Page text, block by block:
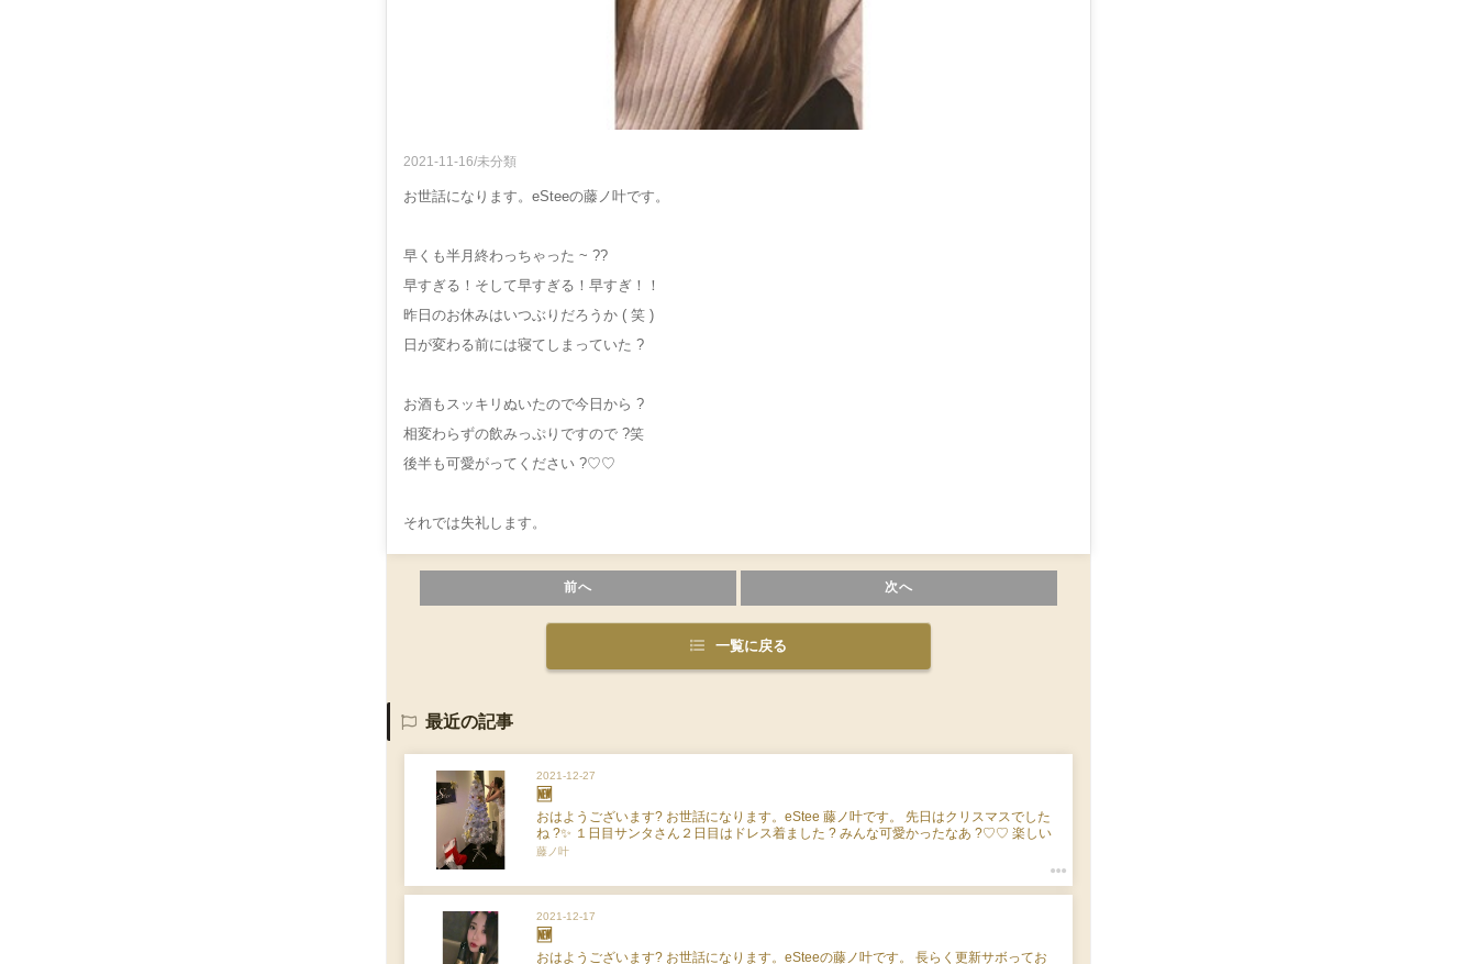
2021-11-16/未分類
お世話になります。eSteeの藤ノ叶です。
早くも半月終わっちゃった ~ ??
早すぎる！そして早すぎる！早すぎ！！
昨日のお休みはいつぶりだろうか ( 笑 )
日が変わる前には寝てしまっていた ?
お酒もスッキリぬいたので今日から ?
相変わらずの飲みっぷりですので ?笑
後半も可愛がってください ?♡♡
それでは失礼します。
前へ 次へ
一覧に戻る
最近の記事
2021-12-27
🆕
おはようございます? お世話になります。eStee 藤ノ叶です。 先日はクリスマスでした
ね ?✨ １日目サンタさん２日目はドレス着ました ? みんな可愛かったなあ ?♡♡ 楽しい
時間はあっという間で ? もう残り４日目。。やり残した事しかない！笑 eStee は３０日
藤ノ叶
2021-12-17
🆕
おはようございます? お世話になります。eSteeの藤ノ叶です。 長らく更新サボってお